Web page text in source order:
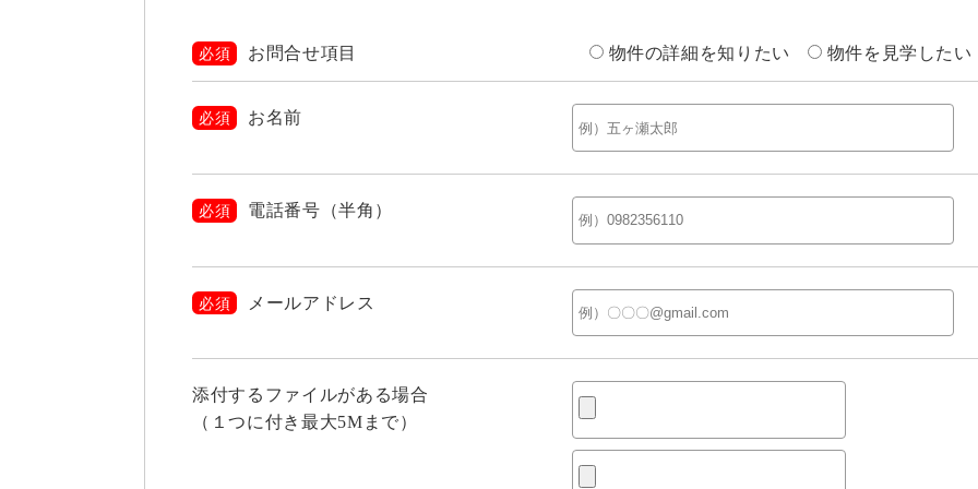
必須 お問合せ項目 物件の詳細を知りたい 物件を見学したい
必須 お名前
必須 電話番号（半角）
必須 メールアドレス
添付するファイルがある場合
（１つに付き最大5Mまで）